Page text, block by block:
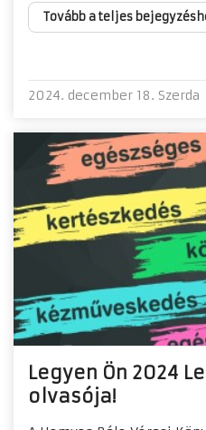
Tovább a teljes
2024. december 18. Szerda
Legyen Ön 2024
olvasója!